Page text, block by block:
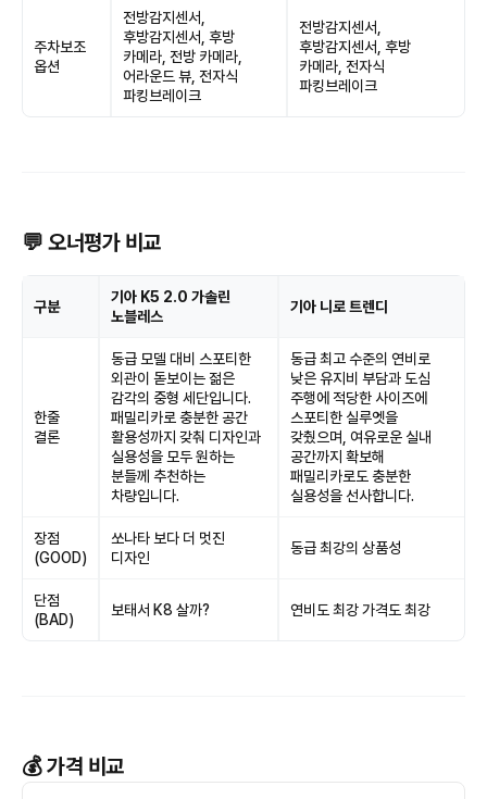
주차보조
옵션
전방감지센서,
후방감지센서, 후방
카메라, 전방 카메라,
어라운드 뷰, 전자식
파킹브레이크
전방감지센서,
후방감지센서, 후방
카메라, 전자식
파킹브레이크
💬 오너평가 비교
구분
기아 K5 2.0 가솔린
노블레스
기아 니로 트렌디
한줄
결론
동급 모델 대비 스포티한
외관이 돋보이는 젊은
감각의 중형 세단입니다.
패밀리카로 충분한 공간
활용성까지 갖춰 디자인과
실용성을 모두 원하는
분들께 추천하는
차량입니다.
동급 최고 수준의 연비로
낮은 유지비 부담과 도심
주행에 적당한 사이즈에
스포티한 실루엣을
갖췄으며, 여유로운 실내
공간까지 확보해
패밀리카로도 충분한
실용성을 선사합니다.
장점
(GOOD)
쏘나타 보다 더 멋진
디자인
동급 최강의 상품성
단점
(BAD)
보태서 K8 살까? 연비도 최강 가격도 최강
💰 가격 비교